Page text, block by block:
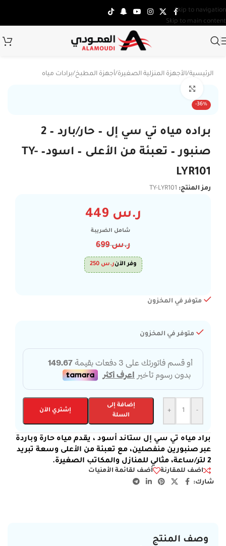
Skip to navigation
Skip to main content
الرئيسية/الأجهزة المنزلية الصغيرة/أجهزة المطبخ/برادات مياه
-36%
براده مياه تي سي إل – حار/بارد – 2
صنبور – تعبئة من الأعلى – اسود– TY-
LYR101
رمز المنتج: TY-LYR101
ر.س
شامل الضريبة
ر.س699
وفر الآنر.س 250
متوفر في المخزون
متوفر في المخزون
-
+
إضافة إلى
السلة
إشتري الآن
براد مياه تي سي إل ستاند أسود ، يقدم مياه حارة وباردة
عبر صنبورين منفصلين، مع تعبئة من الأعلى وسعة تبريد
2 لتر/ساعة، مثالي للمنازل والمكاتب الصغيرة.
اضف للمقارنة
أضف لقائمة الأمنيات
شارك:
وصف المنتج